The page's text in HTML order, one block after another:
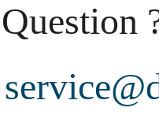
Question